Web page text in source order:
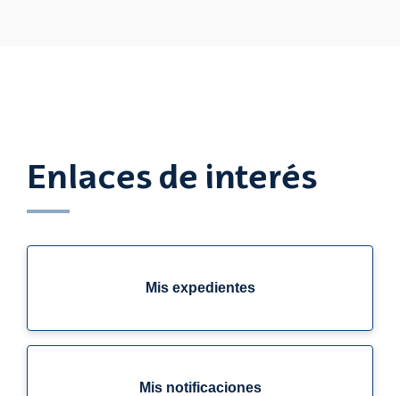
Enlaces de interés
Mis expedientes
Mis notificaciones